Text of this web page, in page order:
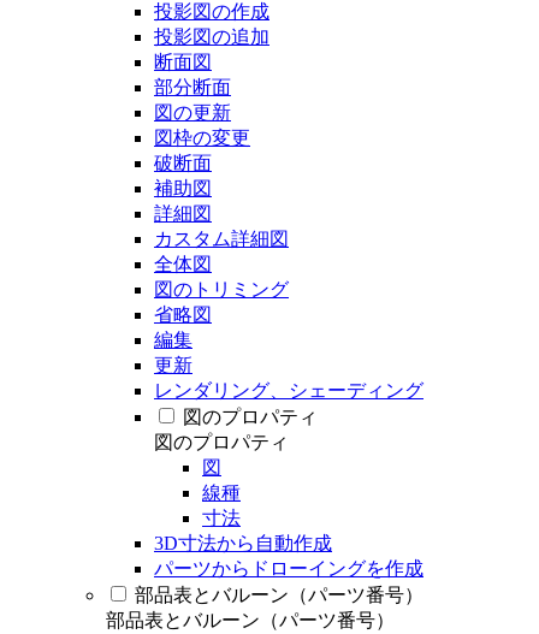
投影図の作成
投影図の追加
断面図
部分断面
図の更新
図枠の変更
破断面
補助図
詳細図
カスタム詳細図
全体図
図のトリミング
省略図
編集
更新
レンダリング、シェーディング
図のプロパティ
図のプロパティ
図
線種
寸法
3D寸法から自動作成
パーツからドローイングを作成
部品表とバルーン（パーツ番号）
部品表とバルーン（パーツ番号）